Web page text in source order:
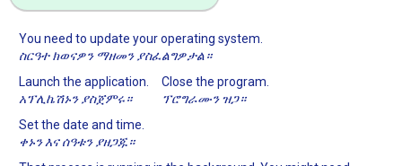
You need to update your operating system.
ስርዓተ ክወናዎን ማዘመን ያስፈልግዎታል።
Launch the application.
አፕሊኬሽኑን ያስጀምሩ።
Close the program.
ፕሮግራሙን ዝጋ።
Set the date and time.
ቀኑን እና ሰዓቱን ያዘጋጁ።